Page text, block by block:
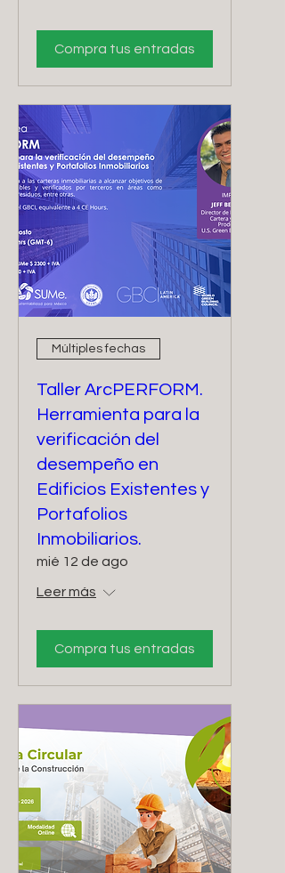
Compra tus entradas
Múltiples fechas
Taller ArcPERFORM.
Herramienta para la
verificación del
desempeño en
Edificios Existentes y
Portafolios
Inmobiliarios.
mié 12 de ago
Leer más
Compra tus entradas